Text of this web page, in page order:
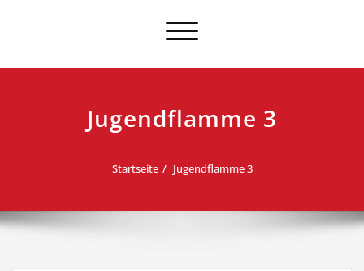
Schalte Navigation
Jugendflamme 3
Startseite Jugendflamme 3